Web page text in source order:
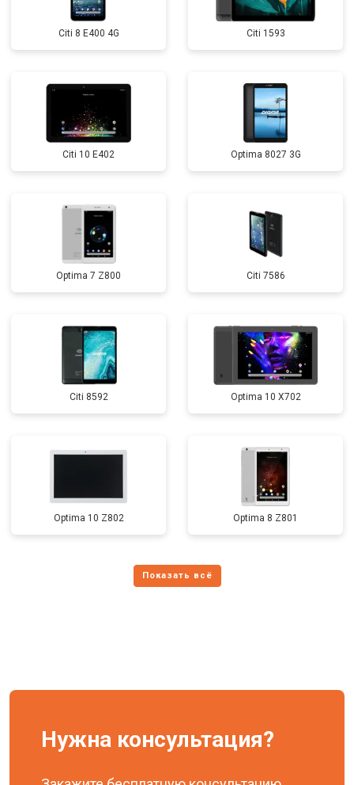
Citi 8 E400 4G Citi 1593
Citi 10 E402 Optima 8027 3G
Optima 7 Z800 Citi 7586
Citi 8592 Optima 10 X702
Optima 10 Z802 Optima 8 Z801
Нужна консультация?